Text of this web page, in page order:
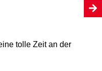
tolle Zeit an der